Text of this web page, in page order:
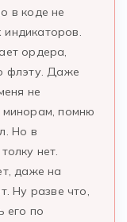
в коде не
индикаторов.
ордера,
флэту. Даже
не
минорам, помню
Но в
нет.
даже на
Ну разве что,
его по